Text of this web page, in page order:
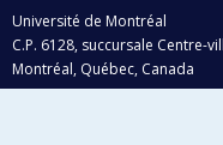
Université de Montréal
C.P. 6128, succursale Centre-
Montréal, Québec, Canada
H3C 3J7